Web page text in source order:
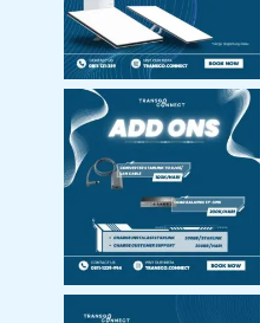
Starlink
Harga Add Ons